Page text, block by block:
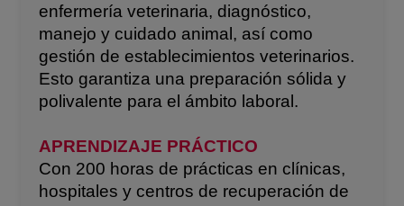
enfermería veterinaria, diagnóstico,
manejo y cuidado animal, así como
gestión de establecimientos veterinarios.
Esto garantiza una preparación sólida y
polivalente para el ámbito laboral.
APRENDIZAJE PRÁCTICO
Con 200 horas de prácticas en clínicas,
hospitales y centros de recuperación de